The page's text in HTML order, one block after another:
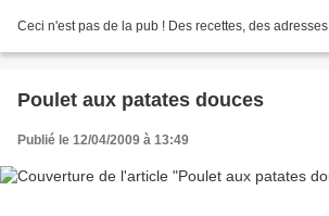
Ceci n'est pas de la pub ! Des recettes, des adresses
Poulet aux patates douces
Publié le 12/04/2009 à 13:49